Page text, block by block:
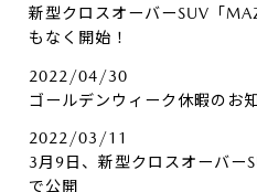
新型クロスオーバーSUV「
もなく開始！
2022/04/30
ゴールデンウィーク休暇のお
2022/03/11
3月9日、新型クロスオーバー
で公開